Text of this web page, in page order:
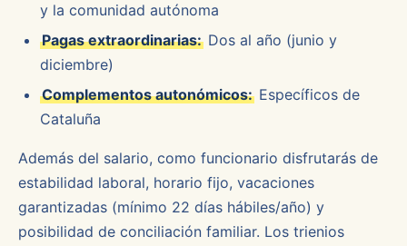
y la comunidad autónoma
Pagas extraordinarias: Dos al año (junio y
diciembre)
Complementos autonómicos: Específicos de
Cataluña
Además del salario, como funcionario disfrutarás de
estabilidad laboral, horario fijo, vacaciones
garantizadas (mínimo 22 días hábiles/año) y
posibilidad de conciliación familiar. Los trienios